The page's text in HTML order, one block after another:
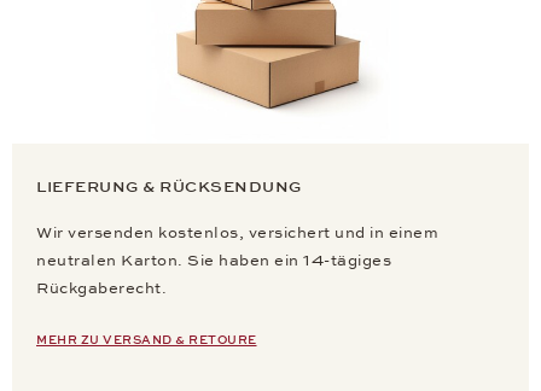
LIEFERUNG & RÜCKSENDUNG
Wir versenden kostenlos, versichert und in einem
neutralen Karton. Sie haben ein 14-tägiges
Rückgaberecht.
MEHR ZU VERSAND & RETOURE